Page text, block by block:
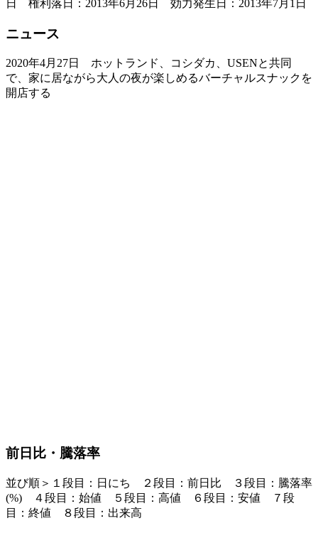
日 権利落日：2013年6月26日 効力発生日：2013年7月1日
ニュース
2020年4月27日 ホットランド、コシダカ、USENと共同
で、家に居ながら大人の夜が楽しめるバーチャルスナックを
開店する
前日比・騰落率
並び順＞１段目：日にち ２段目： 前日比 ３段目： 騰落率
(%) ４段目：始値 ５段目：高値 ６段目：安値 ７段
目：終値 ８段目：出来高